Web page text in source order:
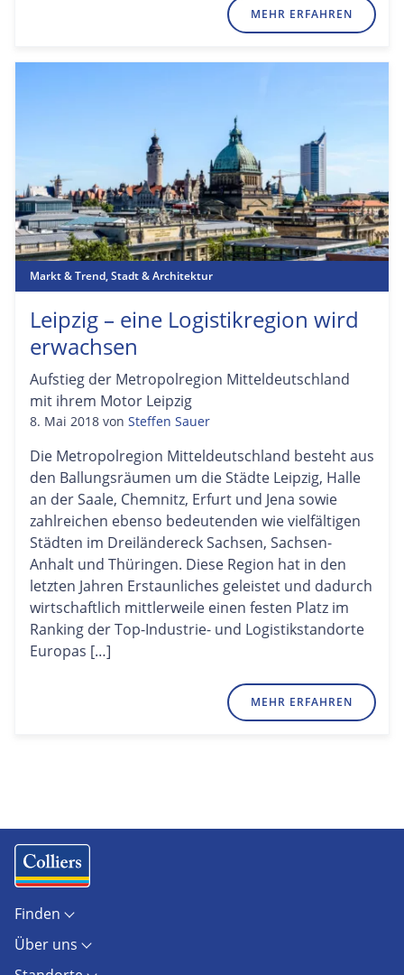
MEHR ERFAHREN
Markt & Trend,Stadt & Architektur
Leipzig – eine Logistikregion wird
erwachsen
Aufstieg der Metropolregion Mitteldeutschland
mit ihrem Motor Leipzig
8. Mai 2018 von Steffen Sauer
Die Metropolregion Mitteldeutschland besteht aus
den Ballungsräumen um die Städte Leipzig, Halle
an der Saale, Chemnitz, Erfurt und Jena sowie
zahlreichen ebenso bedeutenden wie vielfältigen
Städten im Dreiländereck Sachsen, Sachsen-
Anhalt und Thüringen. Diese Region hat in den
letzten Jahren Erstaunliches geleistet und dadurch
wirtschaftlich mittlerweile einen festen Platz im
Ranking der Top-Industrie- und Logistikstandorte
Europas […]
MEHR ERFAHREN
Finden
Standorte
Über uns